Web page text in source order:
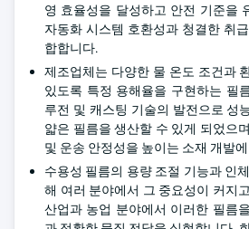
영 효율성을 달성하고 안전 기준을
자동화 시스템 호환성과 청결한 취
합합니다.
제조업체는 다양한 물 온도 조건과
있도록 특정 용해율을 구현하는 필
루전 및 캐스팅 기술의 발전으로 성
얇은 필름을 생산할 수 있게 되었으
및 운송 안정성을 높이는 소재 개발
수용성 필름의 용량 조절 기능과 인
해 여러 분야에서 그 중요성이 커지
산업과 농업 분야에서 이러한 필름